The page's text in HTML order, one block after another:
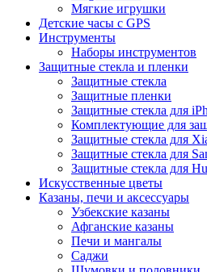
Мягкие игрушки
Детские часы с GPS
Инструменты
Наборы инструментов
Защитные стекла и пленки
Защитные стекла
Защитные пленки
Защитные стекла для
Комплектующие для
Защитные стекла для
Защитные стекла для
Защитные стекла для
Искусственные цветы
Казаны, печи и аксессуары
Узбекские казаны
Афганские казаны
Печи и мангалы
Саджи